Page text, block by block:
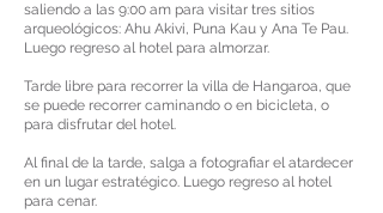
saliendo a las 9:00 am para visitar tres sitios
arqueológicos: Ahu Akivi, Puna Kau y Ana Te Pau.
Luego regreso al hotel para almorzar.
Tarde libre para recorrer la villa de Hangaroa, que
se puede recorrer caminando o en bicicleta, o
para disfrutar del hotel.
Al final de la tarde, salga a fotografiar el atardecer
en un lugar estratégico. Luego regreso al hotel
para cenar.